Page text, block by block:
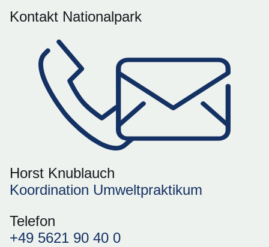
Kontakt Nationalpark
Horst Knublauch
Koordination Umweltpraktikum
Telefon
+49 5621 90 40 0